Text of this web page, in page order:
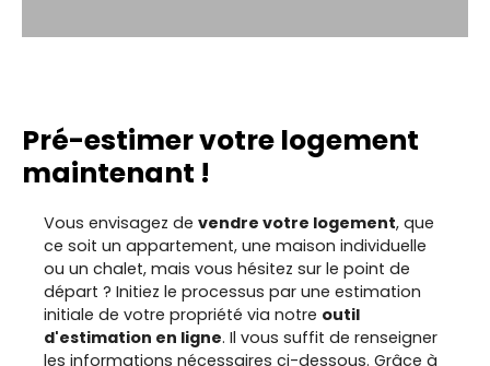
Pré-estimer votre logement
maintenant !
Vous envisagez de vendre votre logement, que
ce soit un appartement, une maison individuelle
ou un chalet, mais vous hésitez sur le point de
départ ? Initiez le processus par une estimation
initiale de votre propriété via notre outil
d'estimation en ligne. Il vous suffit de renseigner
les informations nécessaires ci-dessous. Grâce à